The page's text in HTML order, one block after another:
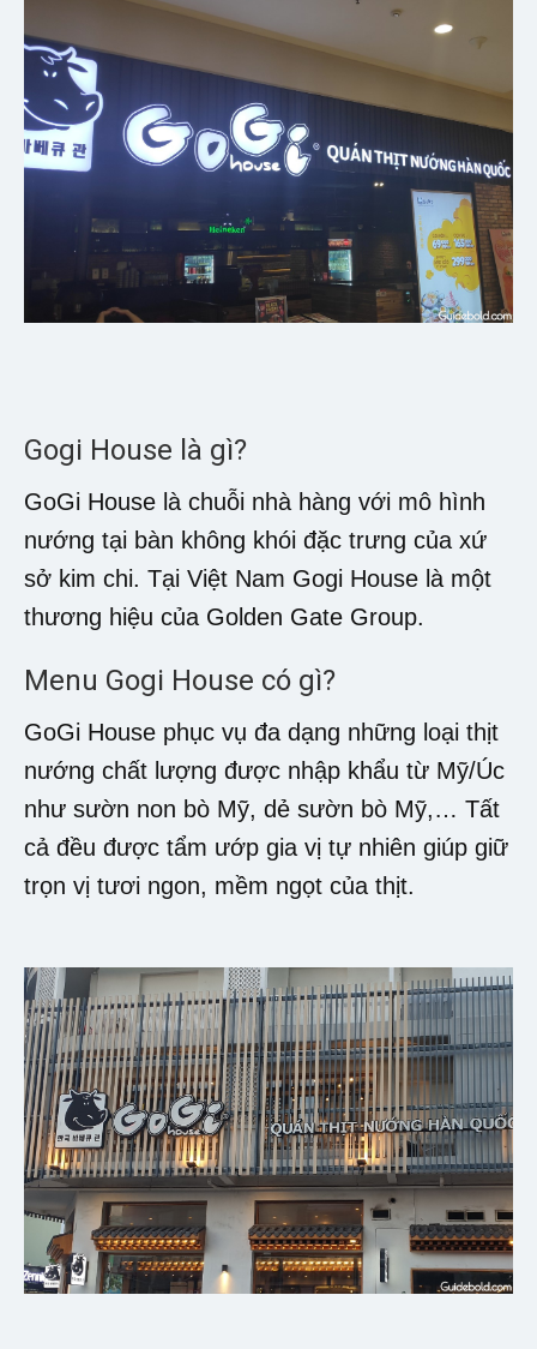
Gogi House là gì?
GoGi House là chuỗi nhà hàng với mô hình
nướng tại bàn không khói đặc trưng của xứ
sở kim chi. Tại Việt Nam Gogi House là một
thương hiệu của Golden Gate Group.
Menu Gogi House có gì?
GoGi House phục vụ đa dạng những loại thịt
nướng chất lượng được nhập khẩu từ Mỹ/Úc
như sườn non bò Mỹ, dẻ sườn bò Mỹ,… Tất
cả đều được tẩm ướp gia vị tự nhiên giúp giữ
trọn vị tươi ngon, mềm ngọt của thịt.